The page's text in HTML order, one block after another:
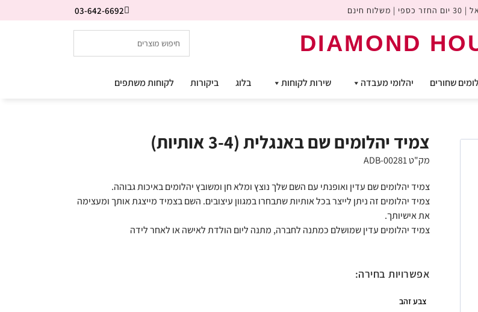
חינם 03-642-6692
DIAMOND
שחורים יהלומי מעבדה שירות לקוחות בלוג ביקורות לקוחות משתפים
צמיד יהלומים שם באנגלית (3-4 אותיות)
מק"ט ADB-00281
צמיד יהלומים שם עדין ואופנתי עם השם שלך נוצץ ומלא חן ומשובץ יהלומים באיכות גבוהה.
צמיד יהלומים זה ניתן לייצר בכל אותיות שתבחרו במגוון עיצובים. השם בצמיד מייצגת אותך ומעצימה
את אישיותך.
צמיד יהלומים עדין שמושלם כמתנה לחברה, מתנה ליום הולדת לאישה או לאחר לידה
אפשרויות בחירה:
צבע זהב